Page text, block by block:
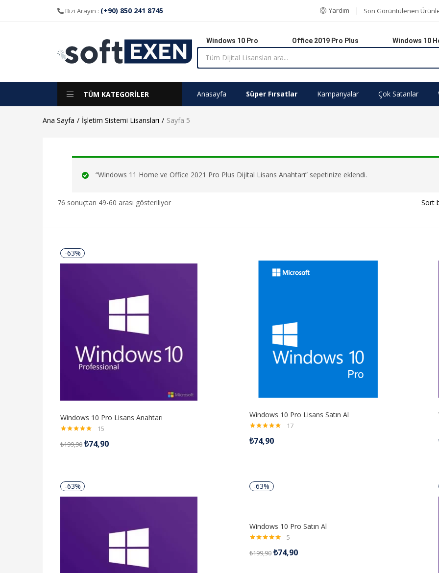
Bizi Arayın : (+90) 850 241 8745 Yardım Son Görüntülenen
Windows 10 Pro Office 2019 Pro Plus Windows 10
TÜM KATEGORİLER Anasayfa Süper Fırsatlar Kampanyalar Çok Satanlar
Ana Sayfa İşletim Sistemi Lisansları Sayfa 5
“Windows 11 Home ve Office 2021 Pro Plus Dijital Lisans Anahtarı” sepetinize eklendi.
76 sonuçtan 49-60 arası gösteriliyor Sort
-63%
Windows 10 Pro Lisans Anahtarı
5.00oy aldı
15
₺199,90 ₺74,90
Windows 10 Pro Lisans Satın Al
5.00oy aldı
17
₺74,90
-63% -63%
Windows 10 Pro Satın Al
5.00oy aldı
5
₺199,90 ₺74,90